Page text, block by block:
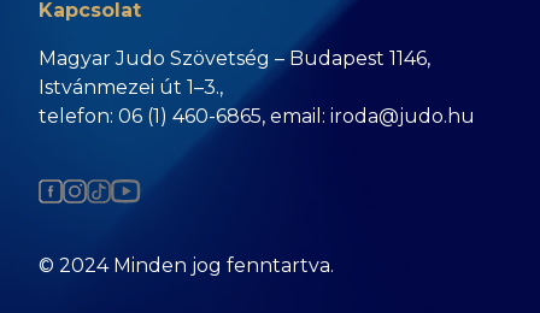
Kapcsolat
Magyar Judo Szövetség – Budapest 1146,
Istvánmezei út 1–3.,
telefon: 06 (1) 460-6865, email: iroda@judo.hu
© 2024 Minden jog fenntartva.